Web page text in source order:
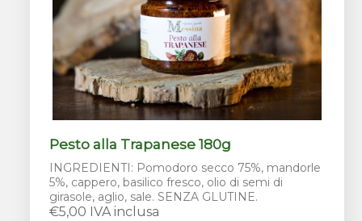
Pesto alla Trapanese 180g
INGREDIENTI: Pomodoro secco 75%, mandorle
5%, cappero, basilico fresco, olio di semi di
girasole, aglio, sale. SENZA GLUTINE.
€5,00 IVA inclusa